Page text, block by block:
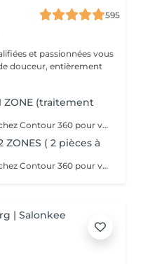
595
et passionnées vous
douceur, entièrement
ZONE (traitement
La CRYOLIPOLYSE Augmentée de chez Contour 360 pour venir à bout en une séance de nos bourrelets disgracieux. La Cryolipolyse Augmentée permet la destruction et l'élimination naturelle des cellules graisseuses par l'application d'un froid intense sur l'amas ciblé, avec des résultats visibles et permanent dès la première séance. Que ce soit pour le ventre, les poignées d'amour, les cuisses, la culotte de cheval, le pli du soutien gorge ou les bras, Contour 360 offre des solutions sur-mesure grâce à ses différents applicateurs ergonomiques (small, medium, large, flat, Helios). Chacun est conçu pour cibler efficacement les amas graisseux spécifiques, permettant une personnalisation optimale du traitement. Le soin Contour 360 est une révolution dans le domaine de l'esthétique corporelle. Si vous cherchez à affiner votre silhouette sans recourir à des interventions chirurgicales invasives, ce traitement est idéal !
ZONES ( 2 pièces à
La CRYOLIPOLYSE Augmentée de chez Contour 360 pour venir à bout en une séance de nos bourrelets disgracieux. La Cryolipolyse Augmentée permet la destruction et l'élimination naturelle des cellules graisseuses par l'application d'un froid intense sur l'amas ciblé, avec des résultats visibles et permanent dès la première séance. Que ce soit pour le ventre, les poignées d'amour, les cuisses, la culotte de cheval, le pli du soutien gorge ou les bras, Contour 360 offre des solutions sur-mesure grâce à ses différents applicateurs ergonomiques (small, medium, large, flat, Helios). Chacun est conçu pour cibler efficacement les amas graisseux spécifiques, permettant une personnalisation optimale du traitement. Le soin Contour 360 est une révolution dans le domaine de l'esthétique corporelle. Si vous cherchez à affiner votre silhouette sans recourir à des interventions chirurgicales invasives, ce traitement est idéal !